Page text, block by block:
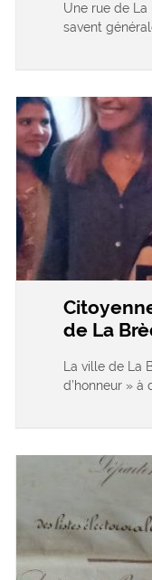
Une rue de
savent
de La
La ville de La
d’honneur » à